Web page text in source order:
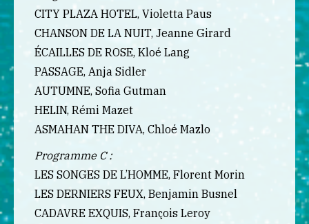
CITY PLAZA HOTEL, Violetta Paus
CHANSON DE LA NUIT, Jeanne Girard
ÉCAILLES DE ROSE, Kloé Lang
PASSAGE, Anja Sidler
AUTUMNE, Sofia Gutman
HELIN, Rémi Mazet
ASMAHAN THE DIVA, Chloé Mazlo
Programme C :
LES SONGES DE L’HOMME, Florent Morin
LES DERNIERS FEUX, Benjamin Busnel
CADAVRE EXQUIS, François Leroy